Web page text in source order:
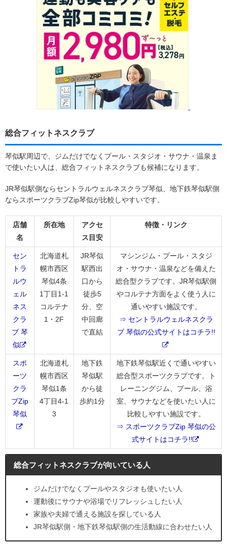
総合フィットネスクラブ
琴似駅周辺で、ジムだけでなくプール・スタジオ・サウナ・温泉ま
で使いたい人は、総合フィットネスクラブも候補になります。
JR琴似駅側ならセントラルウェルネスクラブ琴似、地下鉄琴似駅側
ならスポーツクラブZip琴似が比較しやすいです。
店舗
名
所在地
アクセ
ス目安
特徴・リンク
セン
トラ
ルウ
ェル
ネス
クラ
ブ 琴
似
北海道札
幌市西区
琴似4条
1丁目1-1
コルテナ
1・2F
JR琴似
駅西出
口から
徒歩5
分、空
中回廊
で直結
マシンジム・プール・スタジ
オ・サウナ・温泉などを備えた
総合型クラブです。JR琴似駅側
やコルテナ方面をよく使う人に
通いやすい施設です。
⇒ セントラルウェルネスクラ
ブ 琴似の公式サイトはコチラ!!
スポ
ーツ
クラ
ブZip
琴似
北海道札
幌市西区
琴似1条
4丁目4-1
3
地下鉄
琴似駅
から徒
歩約1分
地下鉄琴似駅近くで通いやすい
総合型スポーツクラブです。ト
レーニングジム、プール、浴
室、サウナなどを使いたい人に
比較しやすい施設です。
⇒ スポーツクラブZip 琴似の公
式サイトはコチラ!!
総合フィットネスクラブが向いている人
ジムだけでなくプールやスタジオも使いたい人
運動後にサウナや浴場でリフレッシュしたい人
家族や夫婦で通える施設を探している人
JR琴似駅側・地下鉄琴似駅側の生活動線に合わせたい人